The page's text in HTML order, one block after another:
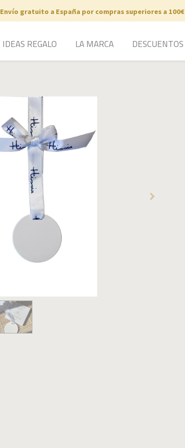
Envío gratuito a España por compras superiores a 100€
IDEAS REGALO LA MARCA DESCUENTOS